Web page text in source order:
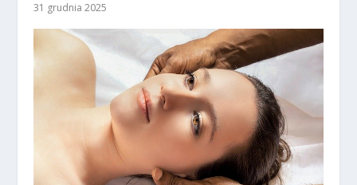
31 grudnia 2025